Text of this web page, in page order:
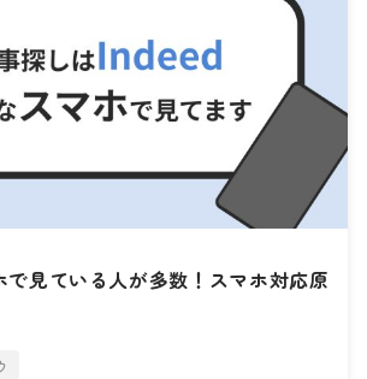
で見ている人が多数！スマホ対応原